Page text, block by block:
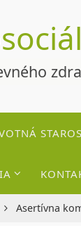
Asertívna